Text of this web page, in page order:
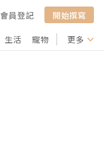
會員登記
開始撰寫
生活 寵物 行山 打卡
更多